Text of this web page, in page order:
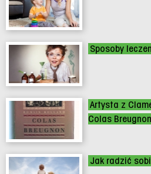
Sposoby
Artysta z
Colas Breugnon
Jak radzić